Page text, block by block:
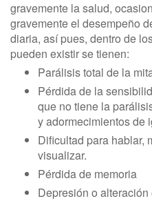
gravemente la salud,
gravemente el desempeño
diaria, así pues, dentro de
pueden existir se tienen:
Parálisis total de la
Pérdida de la
que no tiene la
y adormecimientos de
Dificultad para hablar,
visualizar.
Pérdida de memoria
Depresión o